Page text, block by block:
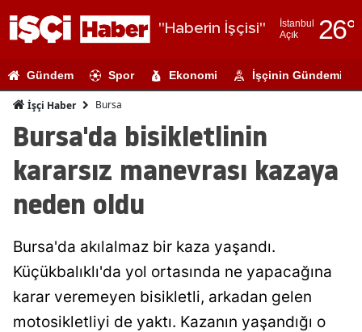
"Haberin İşçisi"
İstanbul
Açık
26°
Adıyaman
Amasya
Artvin
Aydın
Gündem Spor Ekonomi İşçinin Gündemi
İşçi Haber Bursa
Bursa'da bisikletlinin
kararsız manevrası kazaya
neden oldu
Bursa'da akılalmaz bir kaza yaşandı.
Küçükbalıklı'da yol ortasında ne yapacağına
karar veremeyen bisikletli, arkadan gelen
motosikletliyi de yaktı. Kazanın yaşandığı o